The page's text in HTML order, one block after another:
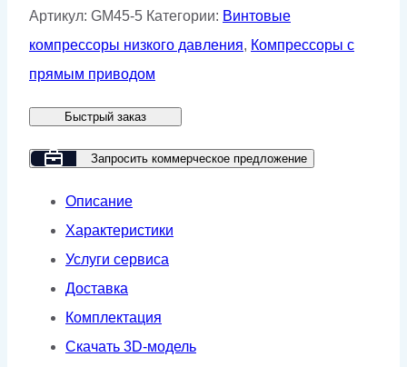
Винтовой
компрессор
GMP
5
Артикул: GM45-5 Категории: Винтовые
компрессоры низкого давления, Компрессоры с
прямым приводом
Быстрый заказ
Запросить коммерческое предложение
Описание
Характеристики
Услуги сервиса
Доставка
Комплектация
Скачать 3D-модель